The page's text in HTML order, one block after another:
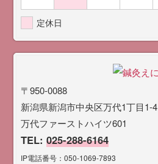
定休日
〒950-0088
新潟県新潟市中央区万代1丁目1-4
万代ファーストハイツ601
TEL:025-288-6164
IP電話番号：050-1069-7893